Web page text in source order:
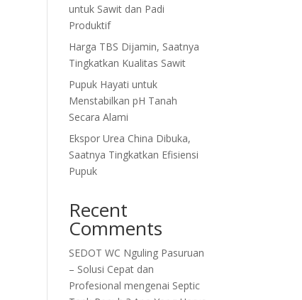
untuk Sawit dan Padi
Produktif
Harga TBS Dijamin, Saatnya
Tingkatkan Kualitas Sawit
Pupuk Hayati untuk
Menstabilkan pH Tanah
Secara Alami
Ekspor Urea China Dibuka,
Saatnya Tingkatkan Efisiensi
Pupuk
Recent
Comments
SEDOT WC Nguling Pasuruan
– Solusi Cepat dan
Profesional mengenai Septic